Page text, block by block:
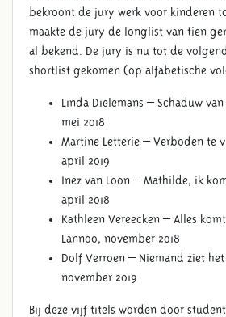
SHORTLIST
bekroont de jury werk voor kinderen
maakte de jury de longlist van tien
al bekend. De jury is nu tot de
shortlist gekomen (op alfabetische
Linda Dielemans – Schaduw
mei 2018
Martine Letterie – Verboden te
april 2019
Inez van Loon – Mathilde, ik
april 2018
Kathleen Vereecken – Alles
Lannoo, november 2018
Dolf Verroen – Niemand ziet
november 2019
Bij deze vijf titels worden door